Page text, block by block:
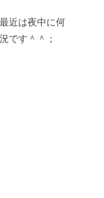
近は夜中に何
です＾＾；